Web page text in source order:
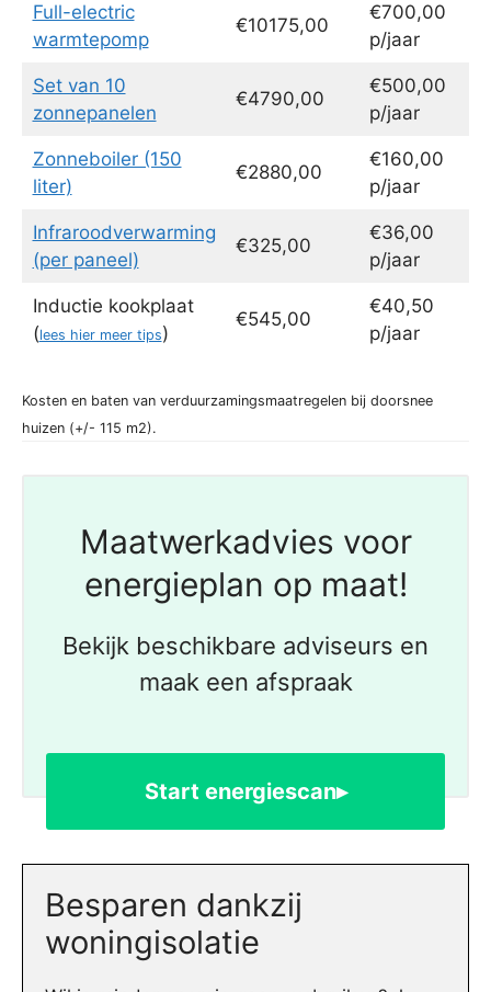
Full-electric
warmtepomp
€10175,00
€700,00
p/jaar
Set van 10
zonnepanelen
€4790,00
€500,00
p/jaar
Zonneboiler (150
liter)
€2880,00
€160,00
p/jaar
Infraroodverwarming
(per paneel)
€325,00
€36,00
p/jaar
Inductie kookplaat
(lees hier meer tips)
€545,00
€40,50
p/jaar
Kosten en baten van verduurzamingsmaatregelen bij doorsnee
huizen (+/- 115 m2).
Maatwerkadvies voor
energieplan op maat!
Bekijk beschikbare adviseurs en
maak een afspraak
Start energiescan▸
Besparen dankzij
woningisolatie